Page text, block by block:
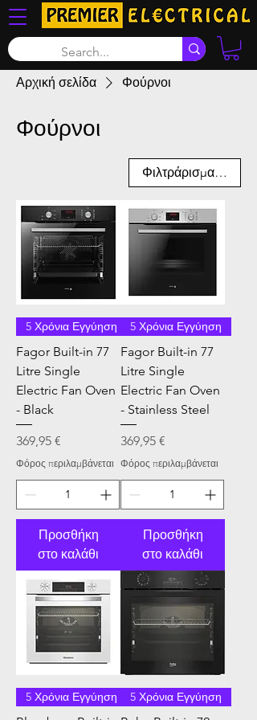
Αρχική σελίδα Φούρνοι
Φούρνοι
Φιλτράρισμα και
5 Χρόνια Εγγύηση
Fagor Built-in 77
Litre Single
Electric Fan Oven
- Black
Τιμή
369,95 €
Φόρος περιλαμβάνεται
Προσθήκη
στο καλάθι
5 Χρόνια Εγγύηση
Fagor Built-in 77
Litre Single
Electric Fan Oven
- Stainless Steel
Τιμή
369,95 €
Φόρος περιλαμβάνεται
Προσθήκη
στο καλάθι
5 Χρόνια Εγγύηση 5 Χρόνια Εγγύηση